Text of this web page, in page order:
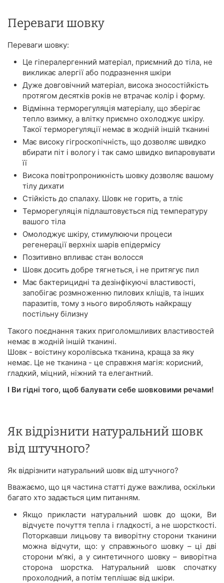
Переваги шовку
Переваги шовку:
Це гіпералергенний матеріал, приємний до тіла, не
викликає алергії або подразнення шкіри
Дуже довговічний матеріал, висока зносостійкість
протягом десятків років не втрачає колір і форму.
Відмінна терморегуляція матеріалу, що зберігає
тепло взимку, а влітку приємно охолоджує шкіру.
Такої терморегуляції немає в жодній іншій тканині
Має високу гігроскопічність, що дозволяє швидко
вбирати піт і вологу і так само швидко випаровувати
її
Висока повітропроникність шовку дозволяє вашому
тілу дихати
Стійкість до спалаху. Шовк не горить, а тліє
Терморегуляція підлаштовується під температуру
вашого тіла
Омолоджує шкіру, стимулюючи процеси
регенерації верхніх шарів епідермісу
Позитивно впливає стан волосся
Шовк досить добре тягнеться, і не притягує пил
Має бактерицидні та дезінфікуючі властивості,
запобігає розмноженню пилових кліщів, та інших
паразитів, тому з нього виробляють найкращу
постільну білизну
Такого поєднання таких приголомшливих властивостей
немає в жодній іншій тканині.
Шовк - воістину королівська тканина, краща за яку
немає. Це не тканина - це справжня магія: корисний,
гладкий, міцний, ніжний та елегантний.
І Ви гідні того, щоб балувати себе шовковими речами!
Як відрізнити натуральний шовк
від штучного?
Як відрізнити натуральний шовк від штучного?
Вважаємо, що ця частина статті дуже важлива, оскільки
багато хто задається цим питанням.
Якщо прикласти натуральний шовк до щоки, Ви
відчуєте почуття тепла і гладкості, а не шорсткості.
Поторкавши лицьову та виворітну сторони тканини
можна відчути, що: у справжнього шовку – ці дві
сторони м'які, а у синтетичного шовку – виворітна
сторона шорстка. Натуральний шовк спочатку
прохолодний, а потім теплішає від шкіри.